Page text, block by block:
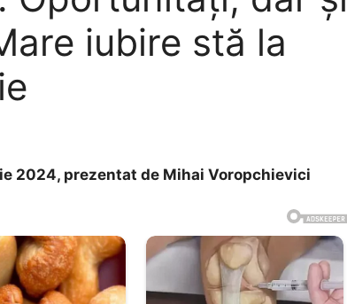
iubire stă la
2024, prezentat de Mihai Voropchievici